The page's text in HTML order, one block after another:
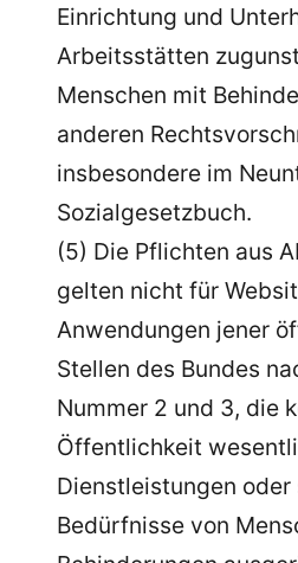
Einrichtung und
Arbeitsstätten
Menschen mit
anderen
insbesondere im
Sozialgesetzbuch.
(5) Die Pflichten aus
gelten nicht für
Anwendungen jener
Stellen des Bundes
Nummer 2 und 3, die
Öffentlichkeit
Dienstleistungen
Bedürfnisse von